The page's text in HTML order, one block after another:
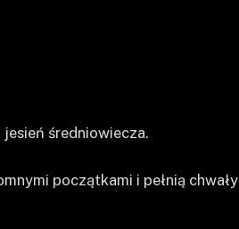
średniowiecza.
początkami i pełnią chwały